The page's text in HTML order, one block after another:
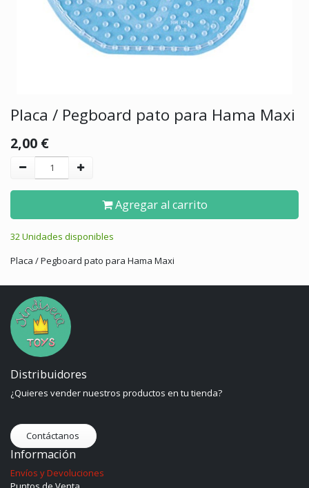
Placa / Pegboard pato para Hama Maxi
2,00 €
Agregar al carrito
32 Unidades disponibles
Placa / Pegboard pato para Hama Maxi
Distribuidores
¿Quieres vender nuestros productos en tu tienda?
Contáctanos
Información
Envíos y Devoluciones